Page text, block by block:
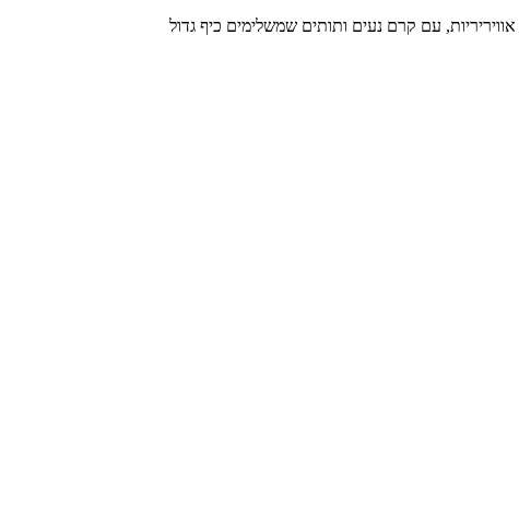
עם קרם נעים ותותים שמשלימים כיף גדול